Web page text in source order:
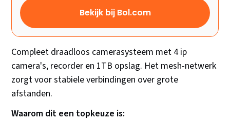
Bekijk bij Bol.com
Compleet draadloos camerasysteem met 4 ip
camera's, recorder en 1TB opslag. Het mesh-netwerk
zorgt voor stabiele verbindingen over grote
afstanden.
Waarom dit een topkeuze is: